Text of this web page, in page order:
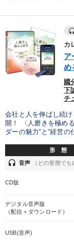
カ
ア
め
國
チ
会社と人を伸ばし続
開！ 〈人磨きを極め
ダーの魅力“と“経営の
形 態
headset 音声 （どの形態でも
CD版
デジタル音声版
（配信＋ダウンロード）
USB(音声)